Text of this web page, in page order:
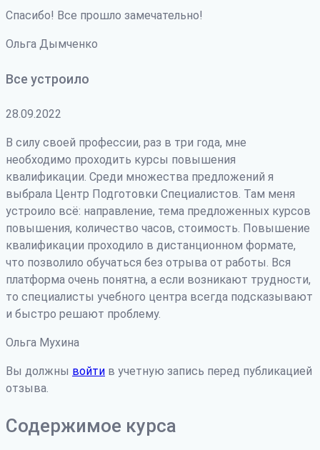
Спасибо! Все прошло замечательно!
Ольга Дымченко
Все устроило
28.09.2022
В силу своей профессии, раз в три года, мне
необходимо проходить курсы повышения
квалификации. Среди множества предложений я
выбрала Центр Подготовки Специалистов. Там меня
устроило всё: направление, тема предложенных курсов
повышения, количество часов, стоимость. Повышение
квалификации проходило в дистанционном формате,
что позволило обучаться без отрыва от работы. Вся
платформа очень понятна, а если возникают трудности,
то специалисты учебного центра всегда подсказывают
и быстро решают проблему.
Ольга Мухина
Вы должны войти в учетную запись перед публикацией
отзыва.
Содержимое курса